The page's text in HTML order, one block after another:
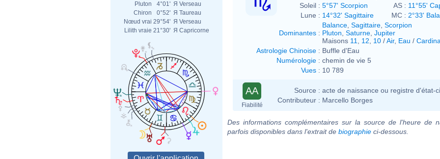
Pluton
4°01' Я Verseau
Chiron
0°52' Я Taureau
Nœud vrai 29°54' Я Verseau
Lilith vraie 21°30' Я Capricorne
Soleil : 5°57' Scorpion AS : 11°55'
Lune : 14°32' Sagittaire MC : 2°33'
Dominantes :
Balance Sagittaire Scorpion
Pluton Saturne Jupiter
Maisons 11 12 10 /Air, Eau /
Astrologie Chinoise : Buffle d'Eau
Numérologie : chemin de vie 5
Vues : 10 789
AA
Fiabilité
Source : acte de naissance ou registre d'état-
Contributeur : Marcello Borges
Des informations complémentaires sur la source de l'heure de
parfois disponibles dans l'extrait de biographie ci-dessous.